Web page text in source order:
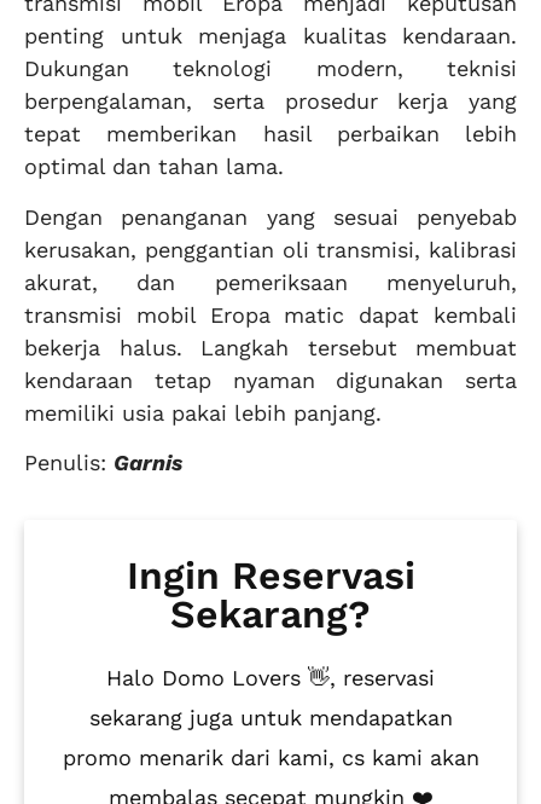
penting untuk menjaga kualitas kendaraan.
Dukungan teknologi modern, teknisi
berpengalaman, serta prosedur kerja yang
tepat memberikan hasil perbaikan lebih
optimal dan tahan lama.
Dengan penanganan yang sesuai penyebab
kerusakan, penggantian oli transmisi, kalibrasi
akurat, dan pemeriksaan menyeluruh,
transmisi mobil Eropa matic dapat kembali
bekerja halus. Langkah tersebut membuat
kendaraan tetap nyaman digunakan serta
memiliki usia pakai lebih panjang.
Penulis: Garnis
Ingin Reservasi
Sekarang?
Halo Domo Lovers 👋, reservasi
sekarang juga untuk mendapatkan
promo menarik dari kami, cs kami akan
membalas secepat mungkin ❤️